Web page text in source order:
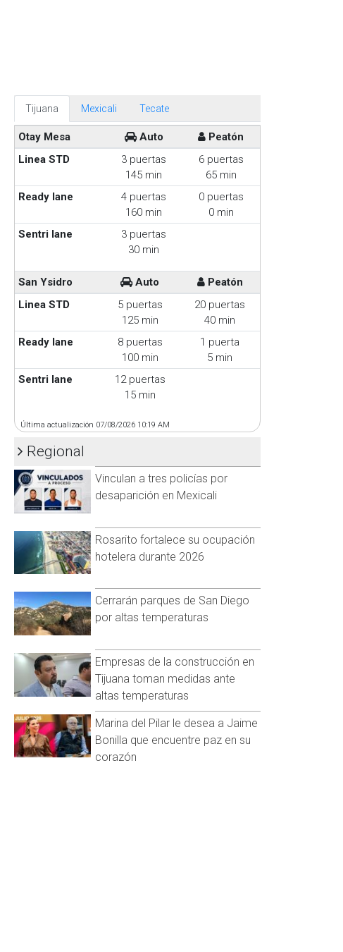
Tijuana Mexicali Tecate
Otay Mesa Auto
Peatón
Linea STD
3 puertas
145 min
6 puertas
65 min
Ready lane
4 puertas
160 min
0 puertas
0 min
Sentri lane
3 puertas
30 min
San Ysidro Auto
Peatón
Linea STD
5 puertas
125 min
20 puertas
40 min
Ready lane
8 puertas
100 min
1 puerta
5 min
Sentri lane
12 puertas
15 min
Última actualización 07/08/2026 10:19 AM
Regional
Vinculan a tres policías por
desaparición en Mexicali
Rosarito fortalece su ocupación
hotelera durante 2026
Cerrarán parques de San Diego
por altas temperaturas
Empresas de la construcción en
Tijuana toman medidas ante
altas temperaturas
Marina del Pilar le desea a Jaime
Bonilla que encuentre paz en su
corazón